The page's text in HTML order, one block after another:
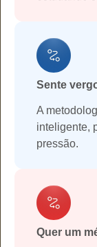
Sente
A
inteligente,
pressão.
Quer um